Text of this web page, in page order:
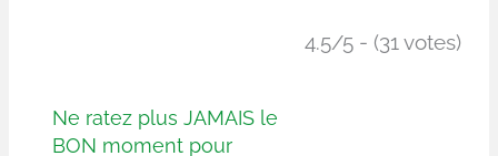
4.5/5 - (31 votes)
Ne ratez plus JAMAIS le
BON moment pour